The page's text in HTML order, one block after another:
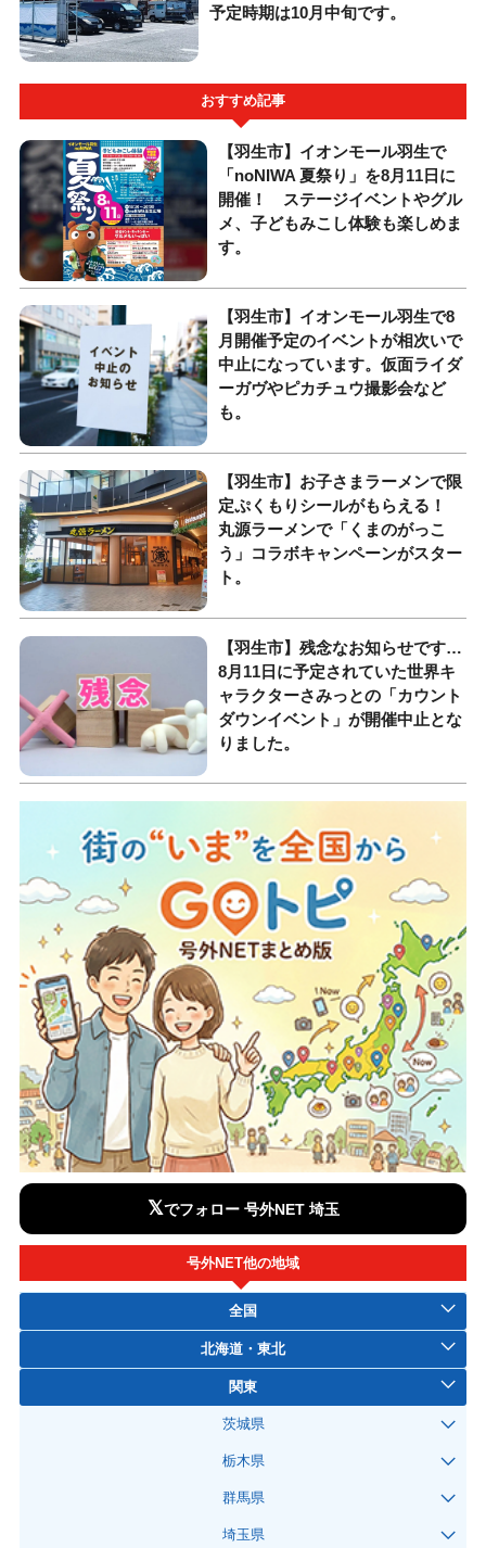
予定時期は10月中旬です。
おすすめ記事
【羽生市】イオンモール羽生で
「noNIWA 夏祭り」を8月11日に
開催！ ステージイベントやグル
メ、子どもみこし体験も楽しめま
す。
【羽生市】イオンモール羽生で8
月開催予定のイベントが相次いで
中止になっています。仮面ライダ
ーガヴやピカチュウ撮影会など
も。
【羽生市】お子さまラーメンで限
定ぷくもりシールがもらえる！
丸源ラーメンで「くまのがっこ
う」コラボキャンペーンがスター
ト。
【羽生市】残念なお知らせです…
8月11日に予定されていた世界キ
ャラクターさみっとの「カウント
ダウンイベント」が開催中止とな
りました。
𝕏でフォロー 号外NET 埼玉
号外NET他の地域
全国
北海道・東北
関東
茨城県
栃木県
群馬県
埼玉県